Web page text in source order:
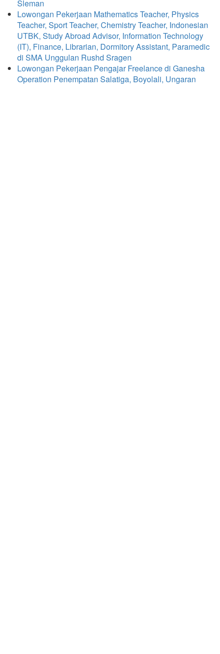
Sleman
Lowongan Pekerjaan Mathematics Teacher, Physics
Teacher, Sport Teacher, Chemistry Teacher, Indonesian
UTBK, Study Abroad Advisor, Information Technology
(IT), Finance, Librarian, Dormitory Assistant, Paramedic
di SMA Unggulan Rushd Sragen
Lowongan Pekerjaan Pengajar Freelance di Ganesha
Operation Penempatan Salatiga, Boyolali, Ungaran